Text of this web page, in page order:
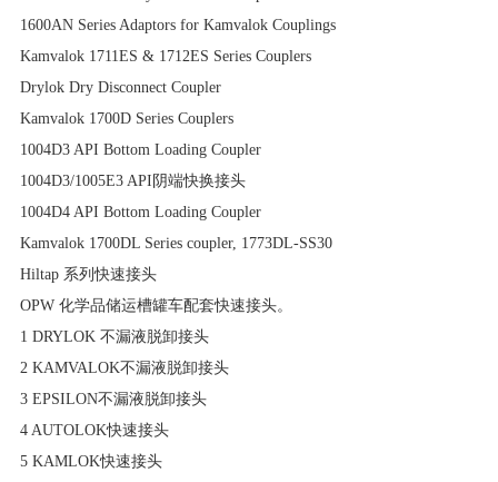
1600AN Series Adaptors for Kamvalok Couplings
Kamvalok 1711ES & 1712ES Series Couplers
Drylok Dry Disconnect Coupler
Kamvalok 1700D Series Couplers
1004D3 API Bottom Loading Coupler
1004D3/1005E3 API阴端快换接头
1004D4 API Bottom Loading Coupler
Kamvalok 1700DL Series coupler, 1773DL-SS30
Hiltap 系列快速接头
OPW 化学品储运槽罐车配套快速接头。
1 DRYLOK 不漏液脱卸接头
2 KAMVALOK不漏液脱卸接头
3 EPSILON不漏液脱卸接头
4 AUTOLOK快速接头
5 KAMLOK快速接头